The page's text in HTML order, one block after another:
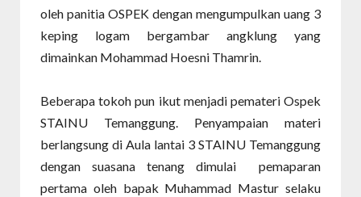
oleh panitia OSPEK dengan mengumpulkan uang 3
keping logam bergambar angklung yang
dimainkan Mohammad Hoesni Thamrin.
Beberapa tokoh pun ikut menjadi pemateri Ospek
STAINU Temanggung. Penyampaian materi
berlangsung di Aula lantai 3 STAINU Temanggung
dengan suasana tenang dimulai pemaparan
pertama oleh bapak Muhammad Mastur selaku